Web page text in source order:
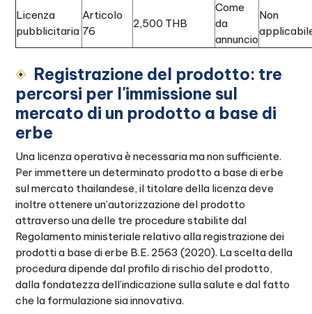
Licenza
pubblicitaria
Articolo
76
2,500 THB
Come
da
annuncio
Non
Registrazione del prodotto: tre
percorsi per l'immissione sul
mercato di un prodotto a base di
erbe
Una licenza operativa è necessaria ma non sufficiente.
Per immettere un determinato prodotto a base di erbe
sul mercato thailandese, il titolare della licenza deve
inoltre ottenere un’autorizzazione del prodotto
attraverso una delle tre procedure stabilite dal
Regolamento ministeriale relativo alla registrazione dei
prodotti a base di erbe B.E. 2563 (2020). La scelta della
procedura dipende dal profilo di rischio del prodotto,
dalla fondatezza dell’indicazione sulla salute e dal fatto
che la formulazione sia innovativa.